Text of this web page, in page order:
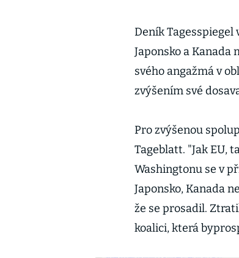
Deník Tagesspiegel
Japonsko a
svého angažmá v
zvýšením své
Pro zvýšenou
Tageblatt. "Jak EU,
Washingtonu se v
Japonsko, Kanada
že se prosadil.
koalici, která